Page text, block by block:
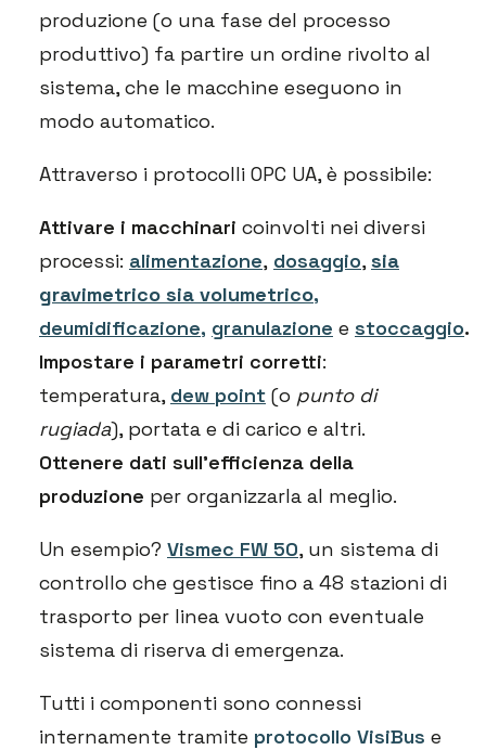
produzione (o una fase del processo
produttivo) fa partire un ordine rivolto al
sistema, che le macchine eseguono in
modo automatico.
Attraverso i protocolli OPC UA, è possibile:
Attivare i macchinari coinvolti nei diversi
processi: alimentazione, dosaggio,sia
gravimetrico sia volumetrico,
deumidificazione, granulazione e stoccaggio.
Impostare i parametri corretti:
temperatura, dew point (o punto di
rugiada), portata e di carico e altri.
Ottenere dati sull’efficienza della
produzione per organizzarla al meglio.
Un esempio? Vismec FW 50, un sistema di
controllo che gestisce fino a 48 stazioni di
trasporto per linea vuoto con eventuale
sistema di riserva di emergenza.
Tutti i componenti sono connessi
internamente tramite protocollo VisiBus e